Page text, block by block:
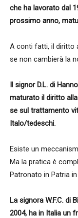
che ha lavorato dal
prossimo anno,
A conti fatti, il diritto
se non cambierà la
Il signor D.L. di
maturato il diritto
se sul trattamento
Italo/tedeschi.
Esiste un
Ma la pratica è
Patronato in Patria
La signora W.F.C. di
2004, ha in Italia un